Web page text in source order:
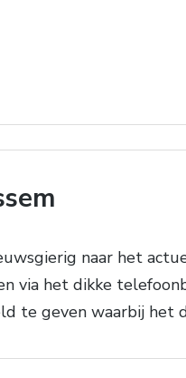
naar het
via het dikke
te geven waarbij het